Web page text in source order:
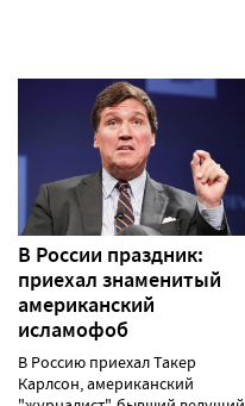
В России праздник:
приехал знаменитый
американский
исламофоб
В Россию приехал Такер
Карлсон, американский